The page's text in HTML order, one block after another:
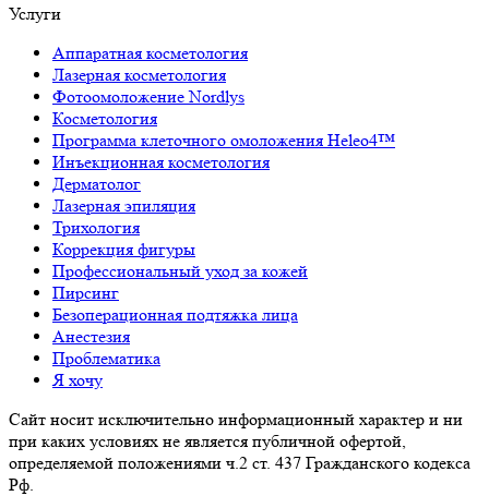
Услуги
Аппаратная косметология
Лазерная косметология
Фотоомоложение Nordlys
Косметология
Программа клеточного омоложения Heleo4™
Инъекционная косметология
Дерматолог
Лазерная эпиляция
Трихология
Коррекция фигуры
Профессиональный уход за кожей
Пирсинг
Безоперационная подтяжка лица
Анестезия
Проблематика
Я хочу
Сайт носит исключительно информационный характер и ни
при каких условиях не является публичной офертой,
определяемой положениями ч.2 ст. 437 Гражданского кодекса
Рф.